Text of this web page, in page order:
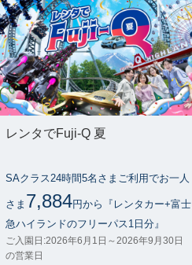
レンタでFuji-Q 夏
SAクラス24時間5名さまご利用でお一人
さま 7,884円から『レンタカー+富士
急ハイランドのフリーパス1日分』
ご入園日:2026年6月1日～2026年9月30日
の営業日